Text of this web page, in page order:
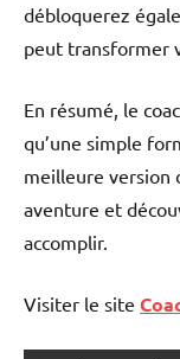
débloquerez
peut transformer
En résumé, le
qu’une simple
meilleure version
aventure et
accomplir.
Visiter le site